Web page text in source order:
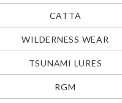
CATTA
WILDERNESS WEAR
TSUNAMI LURES
RGM